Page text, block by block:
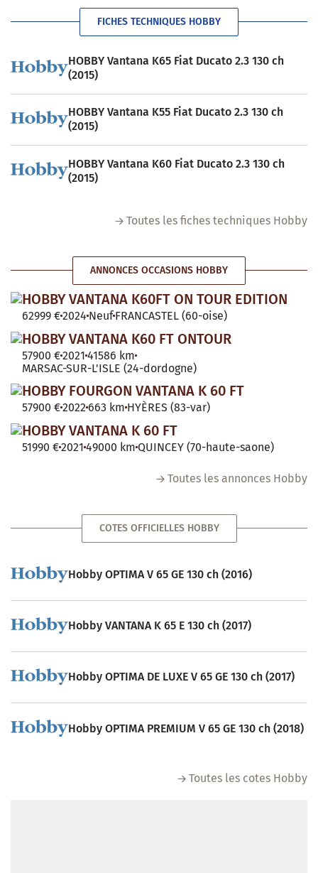
FICHES TECHNIQUES HOBBY
HOBBY Vantana K65 Fiat Ducato 2.3 130 ch
(2015)
HOBBY Vantana K55 Fiat Ducato 2.3 130 ch
(2015)
HOBBY Vantana K60 Fiat Ducato 2.3 130 ch
(2015)
Toutes les fiches techniques Hobby
ANNONCES OCCASIONS HOBBY
HOBBY VANTANA K60FT ON TOUR EDITION
62999 €2024 Neuf FRANCASTEL (60-oise)
HOBBY VANTANA K60 FT ONTOUR
57900 €2021 41586 km
MARSAC-SUR-L'ISLE (24-dordogne)
HOBBY FOURGON VANTANA K 60 FT
57900 €2022 663 km HYÈRES (83-var)
HOBBY VANTANA K 60 FT
51990 €2021 49000 km QUINCEY (70-haute-saone)
Toutes les annonces Hobby
COTES OFFICIELLES HOBBY
Hobby OPTIMA V 65 GE 130 ch (2016)
Hobby VANTANA K 65 E 130 ch (2017)
Hobby OPTIMA DE LUXE V 65 GE 130 ch (2017)
Hobby OPTIMA PREMIUM V 65 GE 130 ch (2018)
Toutes les cotes Hobby